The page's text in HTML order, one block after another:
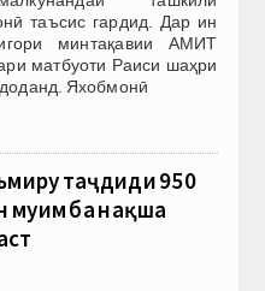
таъсис гардид. Дар ин
минтақавии АМИТ
матбуоти Раиси шаҳри
Яхобмонӣ
таҷдиди 950
муҳим ба нақша